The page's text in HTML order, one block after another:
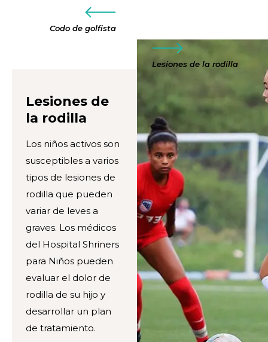
Codo de golfista
Lesiones de la rodilla
Lesiones de
la rodilla
Los niños activos son
susceptibles a varios
tipos de lesiones de
rodilla que pueden
variar de leves a
graves. Los médicos
del Hospital Shriners
para Niños pueden
evaluar el dolor de
rodilla de su hijo y
desarrollar un plan
de tratamiento.